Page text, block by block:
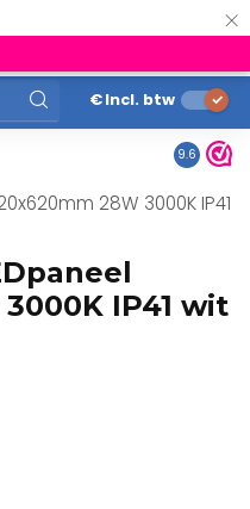
×
0
€Incl. btw
9.6
28W 3000K IP41
IP41 wit